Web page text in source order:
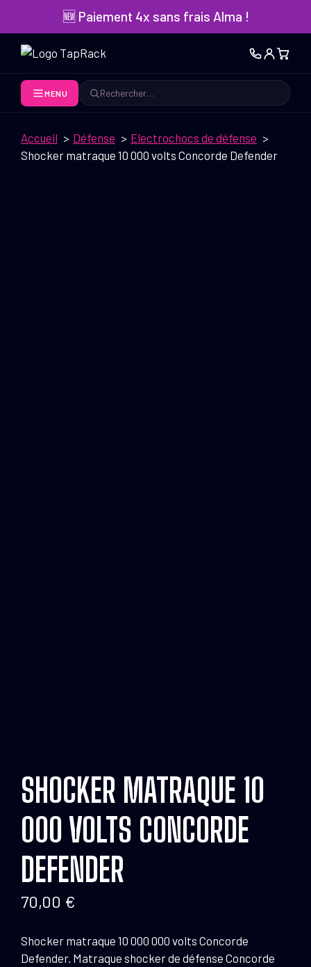
contenu
🆕 Paiement 4x sans frais Alma !
MENU
Rechercher
Accueil Défense
Electrochocs de défense
Shocker matraque 10 000 volts Concorde Defender
SHOCKER MATRAQUE 10
000 VOLTS CONCORDE
DEFENDER
70,00 €
Shocker matraque 10 000 000 volts Concorde
Defender. Matraque shocker de défense Concorde